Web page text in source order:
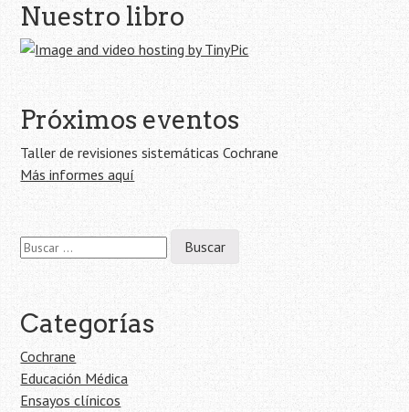
Navegación
de
la
entrada
Nuestro libro
Próximos eventos
Taller de revisiones sistemáticas Cochrane
Más informes aquí
Buscar:
Categorías
Cochrane
Educación Médica
Ensayos clínicos